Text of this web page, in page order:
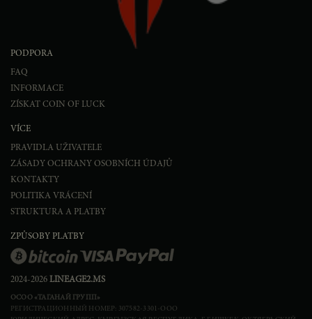
PODPORA
FAQ
INFORMACE
ZÍSKAT COIN OF LUCK
VÍCE
PRAVIDLA UŽIVATELE
ZÁSADY OCHRANY OSOBNÍCH ÚDAJŮ
KONTAKTY
POLITIKA VRÁCENÍ
STRUKTURA A PLATBY
ZPŮSOBY PLATBY
2024-2026 LINEAGE2.MS
ОСОО «ТАГАНАЙ ГРУПП»
РЕГИСТРАЦИОННЫЙ НОМЕР: 307582-3301-ООО